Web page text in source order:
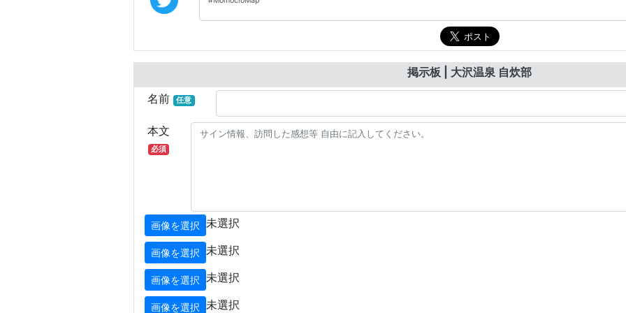
掲示板 | 大沢温泉 自炊部
名前
任意
本文
必須
画像を選択 未選択
画像を選択 未選択
画像を選択 未選択
画像を選択 未選択